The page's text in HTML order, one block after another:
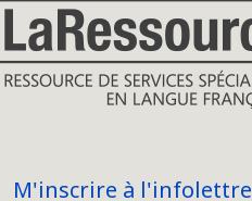
M'inscrire à l'infolettre